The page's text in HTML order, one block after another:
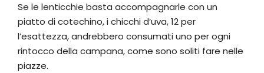
Se le lenticchie basta accompagnarle con un
piatto di cotechino, i chicchi d’uva, 12 per
l’esattezza, andrebbero consumati uno per ogni
rintocco della campana, come sono soliti fare nelle
piazze.